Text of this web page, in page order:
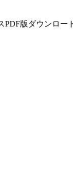
PDF版ダウンロー